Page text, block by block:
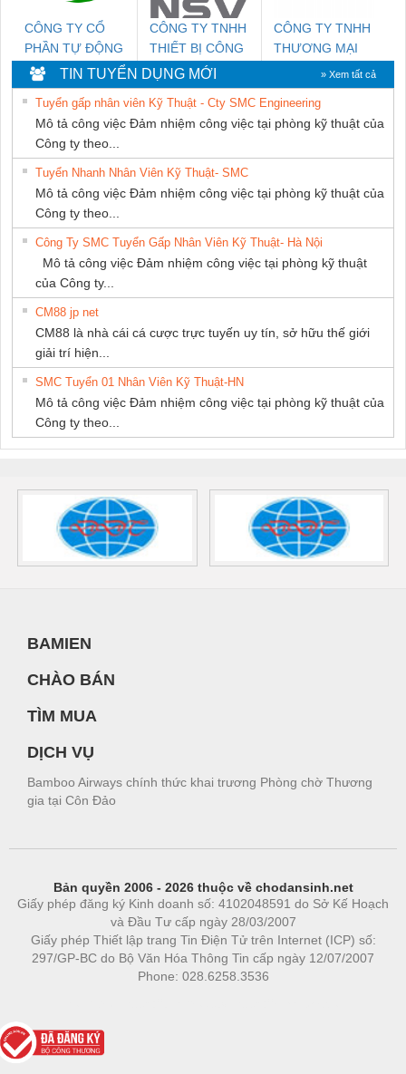
CÔNG TY CỔ
PHẦN TỰ ĐỘNG
TIẾN HƯNG
CÔNG TY TNHH
THIẾT BỊ CÔNG
NGHIỆP NIHON
SETSUBI VIỆT
NAM
CÔNG TY TNHH
THƯƠNG MẠI
DỊCH VỤ KỸ
THUẬT ĐIỆN CƠ
GIA HƯNG
PHÁT
TIN TUYỂN DỤNG MỚI » Xem tất cả
Tuyển gấp nhân viên Kỹ Thuật - Cty SMC Engineering
Mô tả công việc Đảm nhiệm công việc tại phòng kỹ thuật của
Công ty theo...
Tuyển Nhanh Nhân Viên Kỹ Thuật- SMC
Mô tả công việc Đảm nhiệm công việc tại phòng kỹ thuật của
Công ty theo...
Công Ty SMC Tuyển Gấp Nhân Viên Kỹ Thuật- Hà Nội
Mô tả công việc Đảm nhiệm công việc tại phòng kỹ thuật
của Công ty...
CM88 jp net
CM88 là nhà cái cá cược trực tuyến uy tín, sở hữu thế giới
giải trí hiện...
SMC Tuyển 01 Nhân Viên Kỹ Thuật-HN
Mô tả công việc Đảm nhiệm công việc tại phòng kỹ thuật của
Công ty theo...
BAMIEN
CHÀO BÁN
TÌM MUA
DỊCH VỤ
Bamboo Airways chính thức khai trương Phòng chờ Thương
gia tại Côn Đảo
Bản quyền 2006 - 2026 thuộc về chodansinh.net
Giấy phép đăng ký Kinh doanh số: 4102048591 do Sở Kế Hoạch
và Đầu Tư cấp ngày 28/03/2007
Giấy phép Thiết lập trang Tin Điện Tử trên Internet (ICP) số:
297/GP-BC do Bộ Văn Hóa Thông Tin cấp ngày 12/07/2007
Phone: 028.6258.3536